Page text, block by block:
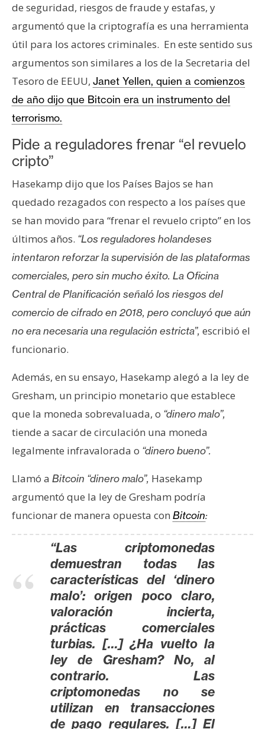
R
e
c
u
s
o
n
t
a
c
o
y
P
u
l
i
c
i
d
a
de seguridad, riesgos de fraude y estafas, y
argumentó que la criptografía es una herramienta
útil para los actores criminales. En este sentido sus
argumentos son similares a los de la Secretaria del
Tesoro de EEUU, Janet Yellen, quien a comienzos
de año dijo que Bitcoin era un instrumento del
terrorismo.
Pide a reguladores frenar “el revuelo
cripto”
Hasekamp dijo que los Países Bajos se han
quedado rezagados con respecto a los países que
se han movido para “frenar el revuelo cripto” en los
últimos años. “Los reguladores holandeses
intentaron reforzar la supervisión de las plataformas
comerciales, pero sin mucho éxito. La Oficina
Central de Planificación señaló los riesgos del
comercio de cifrado en 2018, pero concluyó que aún
no era necesaria una regulación estricta”, escribió el
funcionario.
Además, en su ensayo, Hasekamp alegó a la ley de
Gresham, un principio monetario que establece
que la moneda sobrevaluada, o “dinero malo”,
tiende a sacar de circulación una moneda
legalmente infravalorada o “dinero bueno”.
Llamó a Bitcoin “dinero malo”, Hasekamp
argumentó que la ley de Gresham podría
funcionar de manera opuesta con Bitcoin:
“Las criptomonedas
demuestran todas las
características del ‘dinero
malo’: origen poco claro,
valoración incierta,
prácticas comerciales
turbias. […] ¿Ha vuelto la
ley de Gresham? No, al
contrario. Las
criptomonedas no se
utilizan en transacciones
de pago regulares. […] El